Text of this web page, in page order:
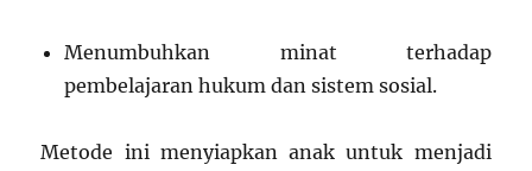
Menumbuhkan minat terhadap
pembelajaran hukum dan sistem sosial.
Metode ini menyiapkan anak untuk menjadi